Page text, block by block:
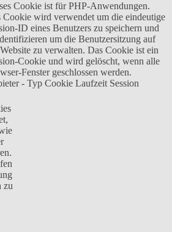
Cookie ist für PHP-Anwendungen.
Cookie wird verwendet um die eindeutige
ID eines Benutzers zu speichern und
um die Benutzersitzung auf
zu verwalten. Das Cookie ist ein
Cookie und wird gelöscht, wenn alle
Fenster geschlossen werden.
- Typ Cookie Laufzeit Session
zu